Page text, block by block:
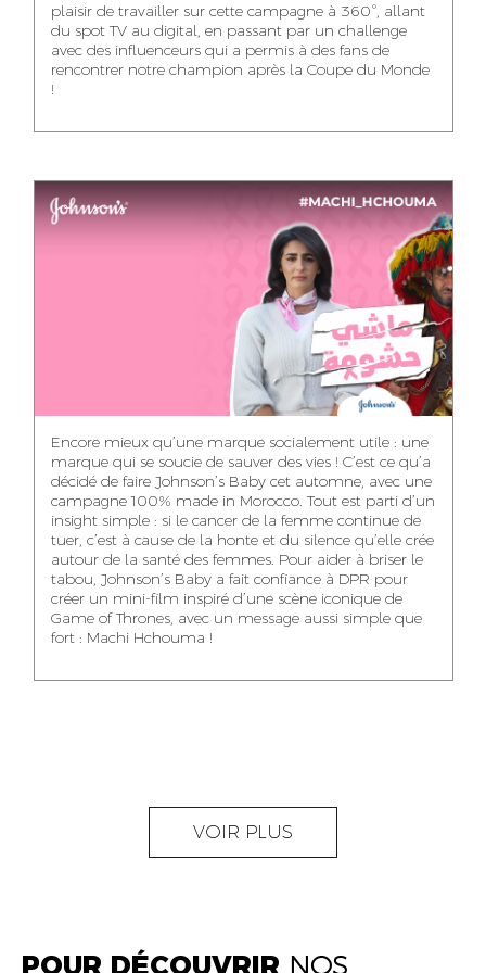
MERYEM OUALHAN
TRAFFIC MANAGER
JABRI AHMED
GRAPHIC
DESIGNER
WISSAL KHALIFI
INFLUENCE
MANAGER
HOUMALY
ILYASS EL ADANI
ART DIRECTOR
MAHA SAKOUT
HEAD OF SOCIAL &
CONTENT
AYOUB HAMMOUDI
MOTION DESIGNER
SAWSANE LAHBIBI
PRODUCTION
DIRECTOR
KARIM OUNZAR
AUDIOVISUAL
CONTENT CREATOR
ZAKARIA BENNANI
TRAFFIC MANAGER
NOUR-ELHOUDA
YOUBI IDRISSI
PROJECT
MANAGER
AGENT
GHITA SFINY
ACCOUNTANT
OUMAIMA HABIBA
plaisir de travailler sur cette campagne à 360°, allant
du spot TV au digital, en passant par un challenge
avec des influenceurs qui a permis à des fans de
rencontrer notre champion après la Coupe du Monde
!
Encore mieux qu’une marque socialement utile : une
marque qui se soucie de sauver des vies ! C’est ce qu’a
décidé de faire Johnson’s Baby cet automne, avec une
campagne 100% made in Morocco. Tout est parti d’un
insight simple : si le cancer de la femme continue de
tuer, c’est à cause de la honte et du silence qu’elle crée
autour de la santé des femmes. Pour aider à briser le
tabou, Johnson’s Baby a fait confiance à DPR pour
créer un mini-film inspiré d’une scène iconique de
Game of Thrones, avec un message aussi simple que
fort : Machi Hchouma !
VOIR PLUS
POUR DÉCOUVRIR NOS